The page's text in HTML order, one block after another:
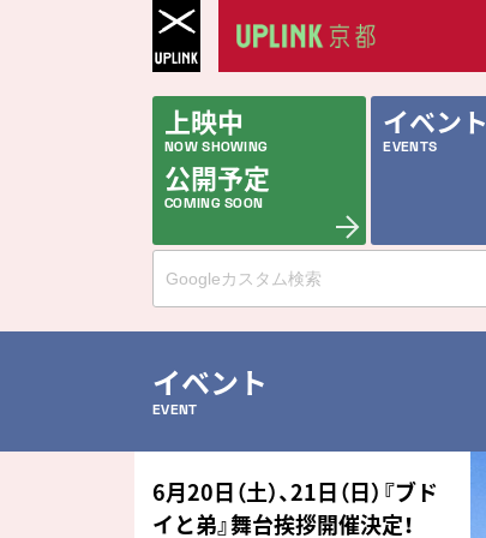
上映中
NOW SHOWING
公開予定
COMING SOON
イベント
EVENTS
イベント
EVENT
6月20日（土）、21日（日）『ブド
イと弟』舞台挨拶開催決定！